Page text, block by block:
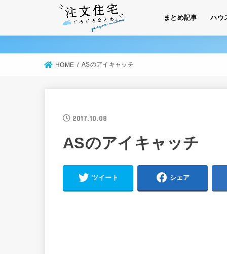
まとめ記事 ハウ
HOME ASのアイキャッチ
2017.10.08
ASのアイキャッチ
ツイート シェア